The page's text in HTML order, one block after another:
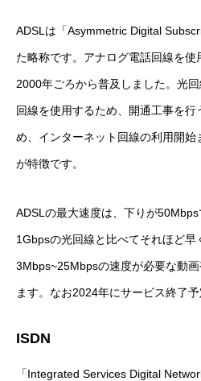
ADSLは「Asymmetric Digital
た略称です。アナログ電話回線を使
2000年ごろから普及しました。光
回線を使用するため、開通工事を
め、インターネット回線の利用開始
が特徴です。
ADSLの最大速度は、下りが50Mbps
1Gbpsの光回線と比べてそれほど早
3Mbps~25Mbpsの速度が必要な動
ます。なお2024年にサービス終了予
ISDN
「Integrated Services Digital